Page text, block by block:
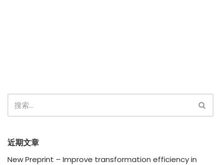
近期文章
New Preprint – Improve transformation efficiency in